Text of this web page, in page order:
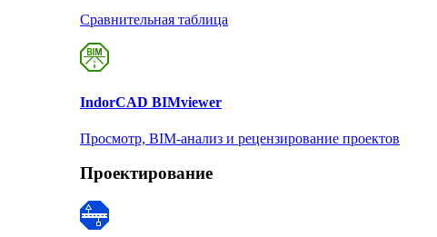
Сравнительная таблица
IndorCAD BIMviewer
Просмотр, BIM-анализ и рецензирование проектов
Проектирование